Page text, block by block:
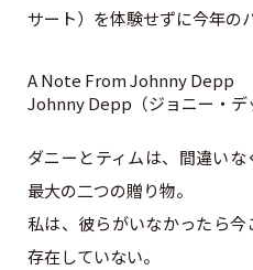
サート）を体験せずに今年の
A Note From Johnny Depp
Johnny Depp（ジョニー・デ
ダニーとティムは、間違い
最大の二つの贈り物。
私は、彼らがいなかったら
存在していない。